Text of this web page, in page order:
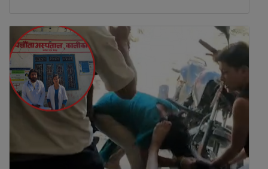
continuously marketed by the industry.